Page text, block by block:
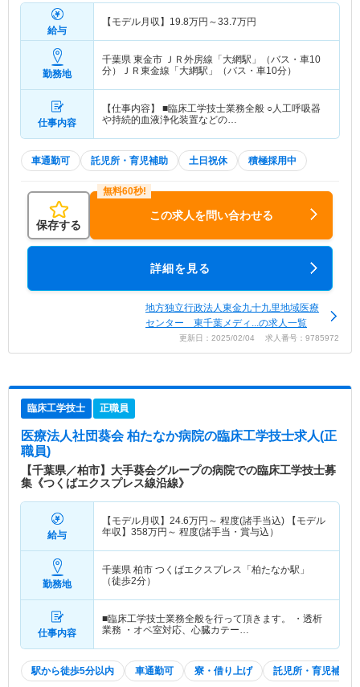
給与
【モデル月収】 19.8万円～33.7万円
勤務地
千葉県 東金市 ＪＲ外房線「大網駅」（バス・車10
分）ＪＲ東金線「大網駅」（バス・車10分）
仕事内容
【仕事内容】 ■臨床工学技士業務全般 ○人工呼吸器
や持続的血液浄化装置などの…
車通勤可 託児所・育児補助 土日祝休 積極採用中
保存する
この求人を問い合わせる
詳細を見る
地方独立行政法人東金九十九里地域医療
センター 東千葉メディ...の求人一覧
更新日：2025/02/04 求人番号：9785972
臨床工学技士 正職員
医療法人社団葵会 柏たなか病院の臨床工学技士求人(正
職員)
【千葉県／柏市】大手葵会グループの病院での臨床工学技士募
集《つくばエクスプレス線沿線》
給与
【モデル月収】 24.6万円～ 程度(諸手当込) 【モデル
年収】 358万円～ 程度(諸手当・賞与込）
勤務地
千葉県 柏市 つくばエクスプレス「柏たなか駅」
（徒歩2分）
仕事内容
■臨床工学技士業務全般を行って頂きます。 ・透析
業務 ・オペ室対応、心臓カテー…
駅から徒歩5分以内 車通勤可 寮・借り上げ 託児所・育児補助